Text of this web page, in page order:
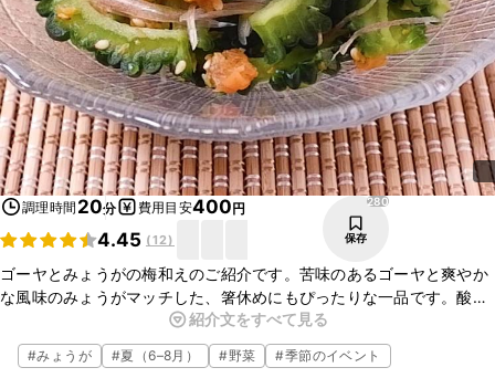
調理時間 20分 費用目安400円
4.45 (12)
280
保存
ゴーヤとみょうがの梅和えのご紹介です。苦味のあるゴーヤと爽やか
な風味のみょうがマッチした、箸休めにもぴったりな一品です。酸味
のある梅干しでさっぱりといただけますよ。簡単に作ることができる
ので、今夜のおかずにいかがでしょうか。ぜひお試しくださいね。
紹介文をすべて見る
#みょうが #夏（6–8月） #野菜 #季節のイベント